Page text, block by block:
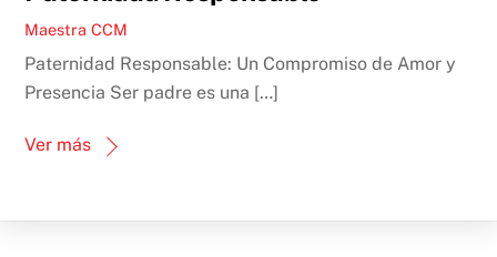
Maestra CCM
Paternidad Responsable: Un Compromiso de Amor y
Presencia Ser padre es una […]
Ver más